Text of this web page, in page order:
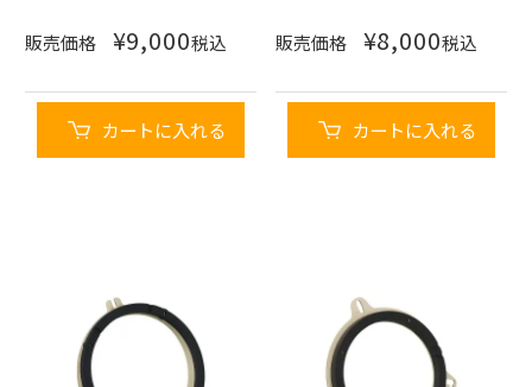
販売価格 ¥9,000税込
カートに入れる
販売価格 ¥8,000税込
カートに入れる